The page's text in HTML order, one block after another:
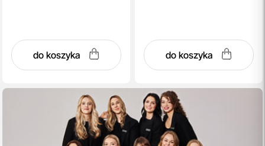
do koszyka do koszyka